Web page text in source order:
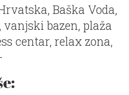
Baška Voda,
bazen, plaža
centar, relax zona,